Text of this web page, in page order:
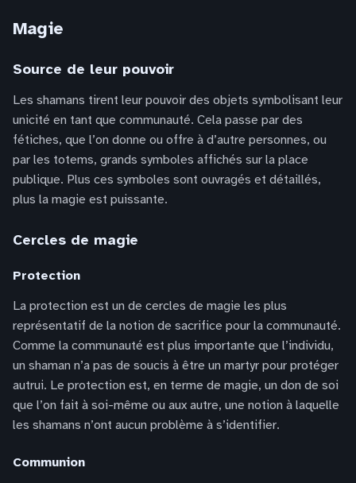
Magie
Source de leur pouvoir
Les shamans tirent leur pouvoir des objets symbolisant leur
unicité en tant que communauté. Cela passe par des
fétiches, que l’on donne ou offre à d’autre personnes, ou
par les totems, grands symboles affichés sur la place
publique. Plus ces symboles sont ouvragés et détaillés,
plus la magie est puissante.
Cercles de magie
Protection
La protection est un de cercles de magie les plus
représentatif de la notion de sacrifice pour la communauté.
Comme la communauté est plus importante que l’individu,
un shaman n’a pas de soucis à être un martyr pour protéger
autrui. Le protection est, en terme de magie, un don de soi
que l’on fait à soi-même ou aux autre, une notion à laquelle
les shamans n’ont aucun problème à s’identifier.
Communion